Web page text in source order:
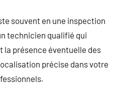
souvent en une inspection
technicien qualifié qui
la présence éventuelle des
précise dans votre